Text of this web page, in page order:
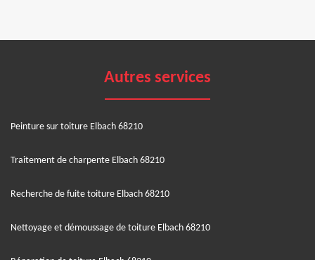
Autres services
Peinture sur toiture Elbach 68210
Traitement de charpente Elbach 68210
Recherche de fuite toiture Elbach 68210
Nettoyage et démoussage de toiture Elbach 68210